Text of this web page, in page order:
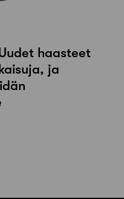
haasteet
ja